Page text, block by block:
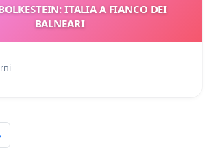
ITALIA A FIANCO DEI
BALNEARI